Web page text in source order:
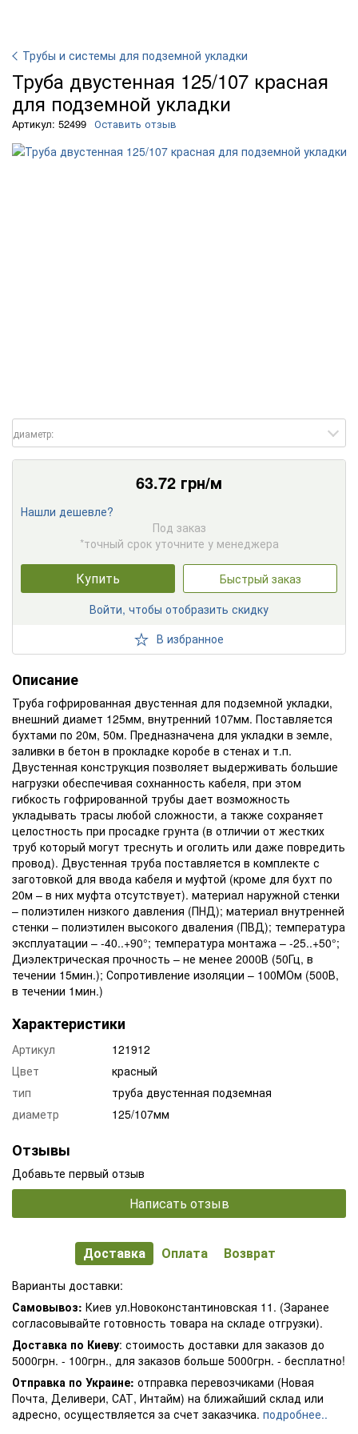
Трубы и системы для подземной укладки
Труба двустенная 125/107 красная
для подземной укладки
Артикул: 52499 Оставить отзыв
диаметр:
63.72 грн/м
Нашли дешевле?
Под заказ
*точный срок уточните у менеджера
Купить
Быстрый заказ
Войти, чтобы отобразить скидку
В избранное
Описание
Труба гофрированная двустенная для подземной укладки,
внешний диамет 125мм, внутренний 107мм. Поставляется
бухтами по 20м, 50м. Предназначена для укладки в земле,
заливки в бетон в прокладке коробе в стенах и т.п.
Двустенная конструкция позволяет выдерживать большие
нагрузки обеспечивая сохнанность кабеля, при этом
гибкость гофрированной трубы дает возможность
укладывать трасы любой сложности, а также сохраняет
целостность при просадке грунта (в отличии от жестких
труб который могут треснуть и оголить или даже повредить
провод). Двустенная труба поставляется в комплекте с
заготовкой для ввода кабеля и муфтой (кроме для бухт по
20м – в них муфта отсутствует). материал наружной стенки
– полиэтилен низкого давления (ПНД); материал внутренней
стенки – полиэтилен высокого дваления (ПВД); температура
эксплуатации – -40..+90°; температура монтажа – -25..+50°;
Диэлектрическая прочность – не менее 2000В (50Гц, в
течении 15мин.); Сопротивление изоляции – 100МОм (500В,
в течении 1мин.)
Характеристики
Артикул
121912
Цвет
красный
тип
труба двустенная подземная
диаметр
125/107мм
Отзывы
Добавьте первый отзыв
Написать отзыв
Доставка Оплата Возврат
Варианты доставки:
Самовывоз: Киев ул.Новоконстантиновская 11. (Заранее
согласовывайте готовность товара на складе отгрузки).
Доставка по Киеву: стоимость доставки для заказов до
5000грн. - 100грн., для заказов больше 5000грн. - бесплатно!
Отправка по Украине: отправка перевозчиками (Новая
Почта, Деливери, САТ, Интайм) на ближайший склад или
адресно, осуществляется за счет заказчика. подробнее..